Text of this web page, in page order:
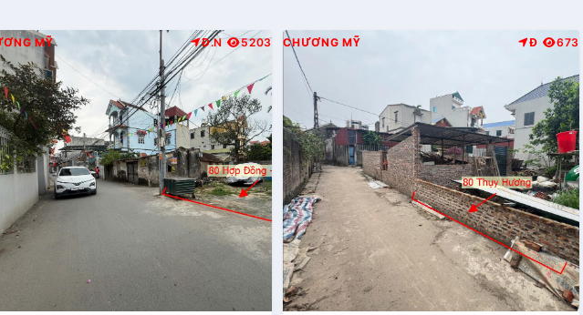
MỸ Đ.N 5203 CHƯƠNG MỸ Đ 673